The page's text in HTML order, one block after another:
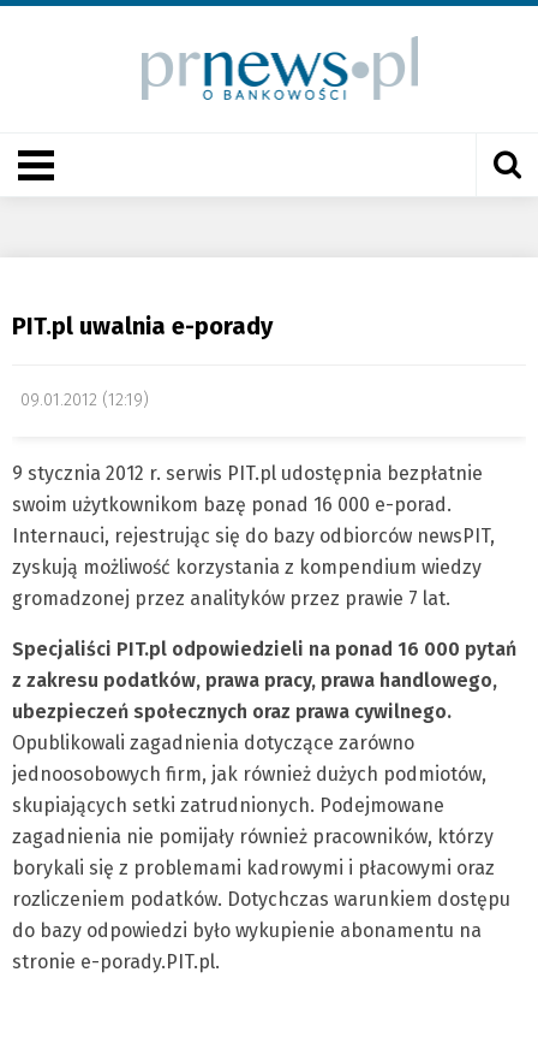
PIT.pl uwalnia e-porady
09.01.2012 (12:19)
9 stycznia 2012 r. serwis PIT.pl udostępnia bezpłatnie
swoim użytkownikom bazę ponad 16 000 e-porad.
Internauci, rejestrując się do bazy odbiorców newsPIT,
zyskują możliwość korzystania z kompendium wiedzy
gromadzonej przez analityków przez prawie 7 lat.
Specjaliści PIT.pl odpowiedzieli na ponad 16 000 pytań
z zakresu podatków, prawa pracy, prawa handlowego,
ubezpieczeń społecznych oraz prawa cywilnego.
Opublikowali zagadnienia dotyczące zarówno
jednoosobowych firm, jak również dużych podmiotów,
skupiających setki zatrudnionych. Podejmowane
zagadnienia nie pomijały również pracowników, którzy
borykali się z problemami kadrowymi i płacowymi oraz
rozliczeniem podatków. Dotychczas warunkiem dostępu
do bazy odpowiedzi było wykupienie abonamentu na
stronie e-porady.PIT.pl.